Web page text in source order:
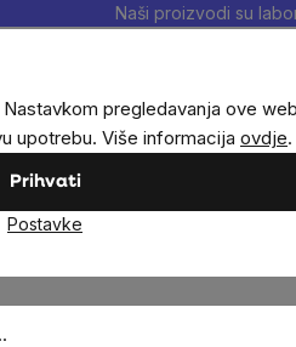
pregledavanja ove
upotrebu. Više informacija ovdje.
Prihvati
Postavke
Naši proizvodi su
Noviteti